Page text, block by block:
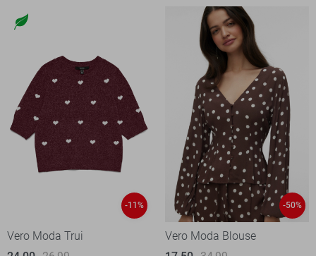
-11%
Vero Moda Trui
-50%
Vero Moda Blouse